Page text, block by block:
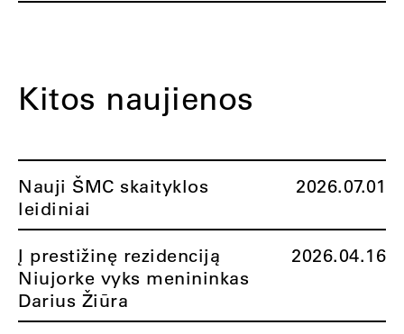
Kitos naujienos
Nauji ŠMC skaityklos
leidiniai
2026.07.01
Į prestižinę rezidenciją
Niujorke vyks menininkas
Darius Žiūra
2026.04.16